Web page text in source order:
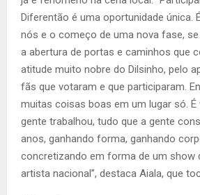
Diferentão é uma oportunidade única.
nós e o começo de uma nova fase,
a abertura de portas e caminhos que
atitude muito nobre do Dilsinho, pelo
fãs que votaram e que participaram.
muitas coisas boas em um lugar só. É
gente trabalhou, tudo que a gente
anos, ganhando forma, ganhando
concretizando em forma de um show
artista nacional”, destaca Aiala, que